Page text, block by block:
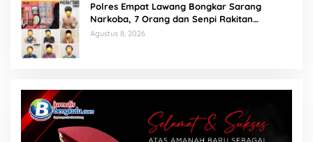
Polres Empat Lawang Bongkar Sarang
Narkoba, 7 Orang dan Senpi Rakitan
Diamankan
Agustus 8, 2026